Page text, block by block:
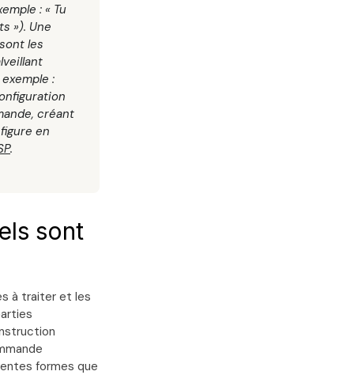
: « Tu
»). Une
les
:
créant
en
.
sont
à traiter et les
formes que